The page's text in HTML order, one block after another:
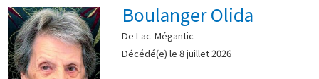
Boulanger Olida
De Lac-Mégantic
Décédé(e) le 8 juillet 2026